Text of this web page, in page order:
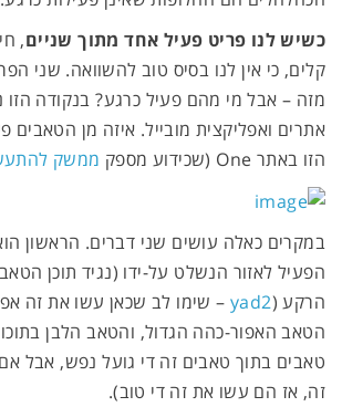
כשיש לנו פריט פעיל אחד מתוך שניים,
קלים, כי אין לנו בסיס טוב להשוואה. שני
מזה – אבל מי מהם פעיל כרגע? בנקודה הזו
אתרים ואפליקצית מובייל. איזה מן הטאבים
הזו באתר One (שכידוע מספק
ממשק
במקרים כאלה עושים שני דברים. הראשון
הפעיל לאזור הנשלט על-ידו (נגיד תוכן
הרקע (yad2 – שימו לב שכאן עשו את זה
הטאב האפור-כהה הגדול, והטאב הלבן
טאבים בתוך טאבים זה די גועל נפש, אבל
זה, אז הם עשו את זה די טוב).